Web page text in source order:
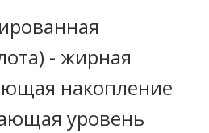
- жирная
накопление
уровень